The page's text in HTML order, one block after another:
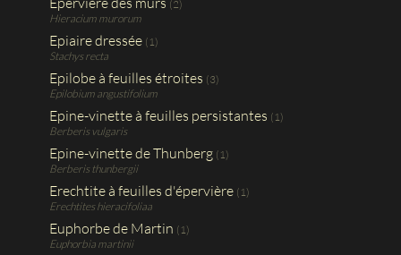
(2)
Hieracium murorum
Epiaire dressée (1)
Stachys recta
Epilobe à feuilles étroites (3)
Epilobium angustifolium
Epine-vinette à feuilles persistantes (1)
Berberis vulgaris
Epine-vinette de Thunberg (1)
Berberis thunbergii
Erechtite à feuilles d'épervière (1)
Erechtites hieracifoliaa
Euphorbe de Martin (1)
Euphorbia martinii